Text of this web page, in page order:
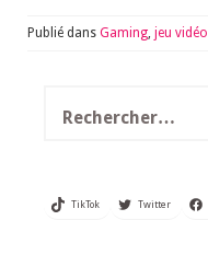
Publié dans Gaming, jeu vidéo
TikTok Twitter